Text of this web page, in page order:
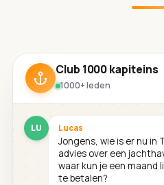
Club 1000 kapiteins
1000+ leden
LU Lucas
Jongens, wie is er nu in
advies over een
waar kun je een maand
te betalen?